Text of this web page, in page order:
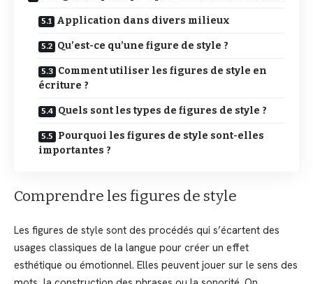
Application dans divers milieux
Qu’est-ce qu’une figure de style ?
Comment utiliser les figures de style en
écriture ?
Quels sont les types de figures de style ?
Pourquoi les figures de style sont-elles
importantes ?
Comprendre les figures de style
Les figures de style sont des procédés qui s’écartent des
usages classiques de la langue pour créer un effet
esthétique ou émotionnel. Elles peuvent jouer sur le sens des